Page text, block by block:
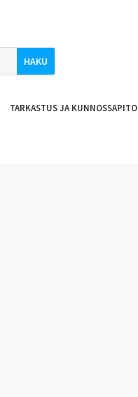
TARKASTUS JA KUNNOSSAPITO